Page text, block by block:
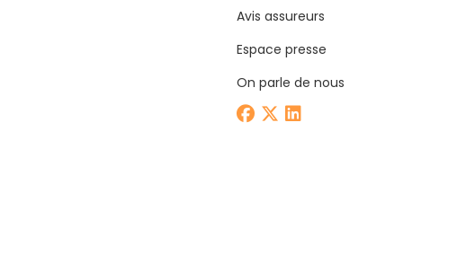
Avis assureurs
Espace presse
On parle de nous